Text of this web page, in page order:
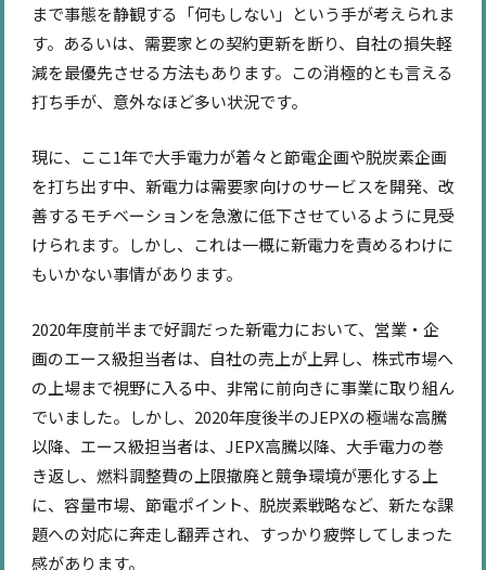
まで事態を静観する「何もしない」という手が考えられま
す。あるいは、需要家との契約更新を断り、自社の損失軽
減を最優先させる方法もあります。この消極的とも言える
打ち手が、意外なほど多い状況です。
現に、ここ1年で大手電力が着々と節電企画や脱炭素企画
を打ち出す中、新電力は需要家向けのサービスを開発、改
善するモチベーションを急激に低下させているように見受
けられます。しかし、これは一概に新電力を責めるわけに
もいかない事情があります。
2020年度前半まで好調だった新電力において、営業・企
画のエース級担当者は、自社の売上が上昇し、株式市場へ
の上場まで視野に入る中、非常に前向きに事業に取り組ん
でいました。しかし、2020年度後半のJEPXの極端な高騰
以降、エース級担当者は、JEPX高騰以降、大手電力の巻
き返し、燃料調整費の上限撤廃と競争環境が悪化する上
に、容量市場、節電ポイント、脱炭素戦略など、新たな課
題への対応に奔走し翻弄され、すっかり疲弊してしまった
感があります。